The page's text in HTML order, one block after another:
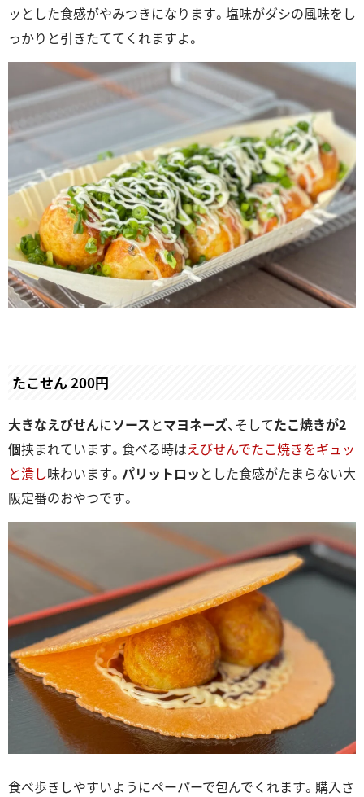
ッとした食感がやみつきになります。塩味がダシの風味をし
っかりと引きたててくれますよ。
たこせん 200円
大きなえびせんにソース とマヨネーズ、そしてたこ焼きが2
個挟まれています。食べる時はえびせんでたこ焼きをギュッ
と潰し味わいます。 パリットロッ とした食感がたまらない大
阪定番のおやつです。
食べ歩きしやすいようにペーパーで包んでくれます。購入さ